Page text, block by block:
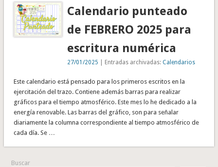
Calendario punteado
de FEBRERO 2025 para
escritura numérica
27/01/2025 | Entradas archivadas:Calendarios
Este calendario está pensado para los primeros escritos en la
ejercitación del trazo. Contiene además barras para realizar
gráficos para el tiempo atmosférico. Este mes lo he dedicado a la
energía renovable. Las barras del gráfico, son para señalar
diariamente la columna correspondiente al tiempo atmosférico de
cada día. Se …
Buscar